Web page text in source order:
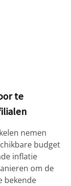
te
nemen
budget
inflatie
om de
bekende